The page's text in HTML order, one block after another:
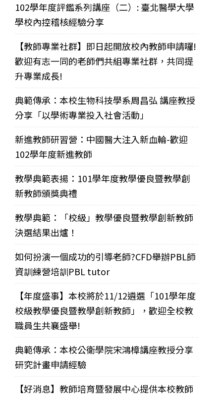
102學年度評鑑系列講座（二）: 臺北醫學大學
學校內控稽核經驗分享
【教師專業社群】即日起開放校內教師申請囉!
歡迎有志一同的老師們共組專業社群，共同提
升專業成長!
典範傳承：本校生物科技學系周昌弘 講座教授
分享「以學術專業投入社會活動」
新進教師研習營：中國醫大注入新血輪-歡迎
102學年度新進教師
教學典範表揚：101學年度教學優良暨教學創
新教師頒獎典禮
教學典範：「校級」教學優良暨教學創新教師
決選結果出爐！
如何扮演一個成功的引導老師?CFD舉辦PBL師
資訓練營培訓PBL tutor
【年度盛事】本校將於11/12遴選「101學年度
校級教學優良暨教學創新教師」，歡迎全校教
職員生共襄盛舉!
典範傳承：本校公衛學院宋鴻樟講座教授分享
研究計畫申請經驗
【好消息】教師培育暨發展中心提供本校教師